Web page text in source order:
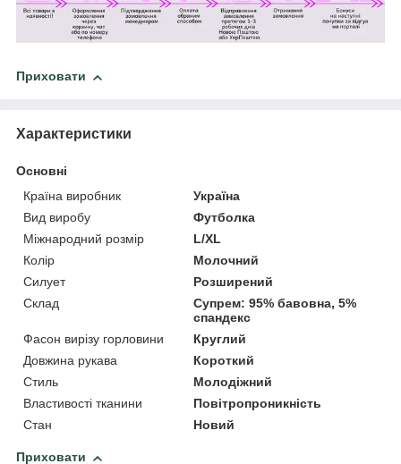
Приховати
Характеристики
Основні
Країна виробник
Україна
Вид виробу
Футболка
Міжнародний розмір
L/XL
Колір
Молочний
Силует
Розширений
Склад
Супрем: 95% бавовна, 5%
спандекс
Фасон вирізу горловини
Круглий
Довжина рукава
Короткий
Стиль
Молодіжний
Властивості тканини
Повітропроникність
Стан
Новий
Приховати